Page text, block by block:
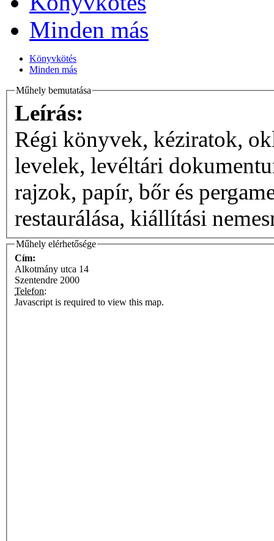
Minden más
Könyvkötés
Minden más
Műhely bemutatása
Leírás:
Régi könyvek, kéziratok,
levelek, levéltári
rajzok, papír, bőr és
restaurálása, kiállítási
Műhely elérhetősége
Cím:
Alkotmány utca 14
Szentendre 2000
Telefon:
Javascript is required to view this map.